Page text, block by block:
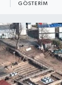
GÖSTERIM